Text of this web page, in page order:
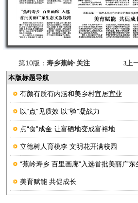
第10版： 寿乡蕉岭·关注 3 上
本版标题导航
有颜有质有内涵和美乡村宜居宜业
以“点”见质效 以“验”凝战力
点“食”成金 让富硒地变成富裕地
立德树人育桃李 文明花开满校园
“蕉岭寿乡 百里画廊”入选首批美丽广东
美育赋能 共促成长